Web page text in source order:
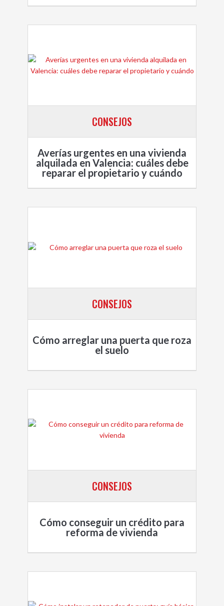
CONSEJOS
Averías urgentes en una vivienda
alquilada en Valencia: cuáles debe
reparar el propietario y cuándo
CONSEJOS
Cómo arreglar una puerta que roza
el suelo
CONSEJOS
Cómo conseguir un crédito para
reforma de vivienda